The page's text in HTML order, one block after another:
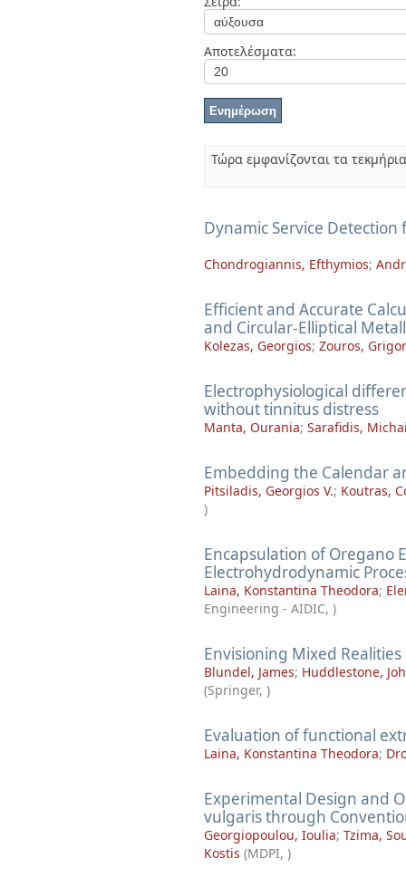
Αποτελέσματα:
Τώρα εμφανίζονται τα
Dynamic Service
Chondrogiannis, Efthymios;
Efficient and Accurate
and Circular-Elliptical
Kolezas, Georgios; Zouros,
Electrophysiological
without tinnitus distress
Manta, Ourania; Sarafidis,
Embedding the Calendar
Pitsiladis, Georgios V.; Koutras,
)
Encapsulation of Oregano
Electrohydrodynamic
Laina, Konstantina Theodora;
Engineering - AIDIC, )
Envisioning Mixed
Blundel, James; Huddlestone,
(Springer, )
Evaluation of functional
Laina, Konstantina Theodora;
Experimental Design and
vulgaris through
Georgiopoulou, Ioulia; Tzima,
Kostis (MDPI, )